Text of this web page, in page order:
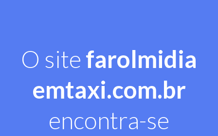
O site farolmidia
emtaxi.com.br
encontra-se